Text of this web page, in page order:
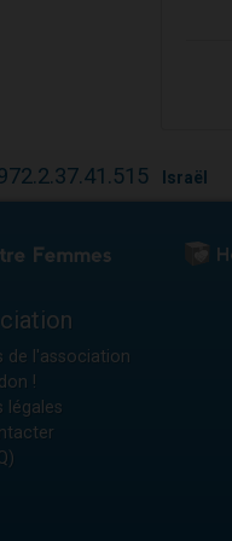
Israël
de l'association
!
légales